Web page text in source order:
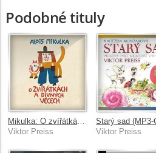
Podobné tituly
Viktor Preiss
Starý sad (MP3-
Viktor Preiss